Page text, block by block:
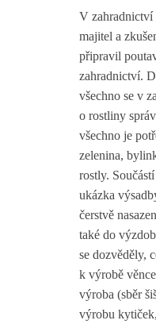
V zahradnictví
majitel a
připravil
zahradnictví.
všechno se v
o rostliny
všechno je
zelenina,
rostly.
ukázka
čerstvě
také do
se dozvěděly,
k výrobě
výroba (sběr
výrobu